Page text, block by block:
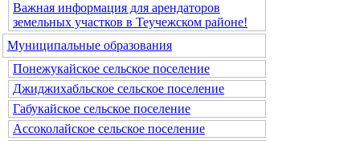
Важная информация для арендаторов
земельных участков в Теучежском районе!
Муниципальные образования
Понежукайское сельское поселение
Джиджихабльское сельское поселение
Габукайское сельское поселение
Ассоколайское сельское поселение